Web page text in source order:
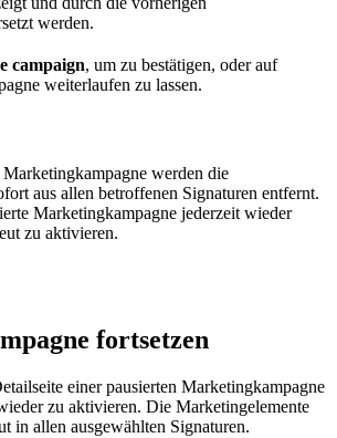
werden.
campaign, um zu bestätigen, oder auf
weiterlaufen zu lassen.
werden die
aus allen betroffenen Signaturen entfernt.
Marketingkampagne jederzeit wieder
zu aktivieren.
fortsetzen
einer pausierten Marketingkampagne
zu aktivieren. Die Marketingelemente
in allen ausgewählten Signaturen.